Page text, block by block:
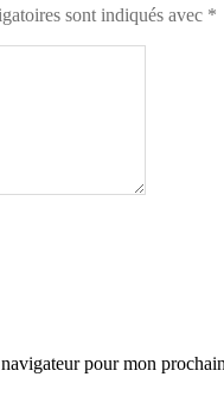
sont indiqués avec *
pour mon